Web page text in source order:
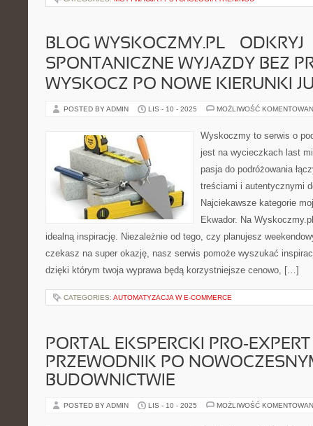
BLOG WYSKOCZMY.PL – ODKRYJ
SPONTANICZNE WYJAZDY BEZ
WYSKOCZ PO NOWE KIERUNKI
POSTED BY ADMIN LIS - 10 - 2025 MOŻLIWOŚĆ
Wyskoczmy to serwis o
jest na wycieczkach last
pasja do podróżowania
treściami i autentycznymi
Najciekawsze kategorie
Ekwador. Na
idealną inspirację. Niezależnie od tego, czy planujesz
czekasz na super okazję, nasz serwis pomoże wyszukać
dzięki którym twoja wyprawa będą korzystniejsze cenowo, […]
CATEGORIES: AUTOMATYZACJA W E-COMMERCE
PORTAL EKSPERCKI PRO-EXPERT
PRZEWODNIK PO
BUDOWNICTWIE
POSTED BY ADMIN LIS - 10 - 2025 MOŻLIWOŚĆ